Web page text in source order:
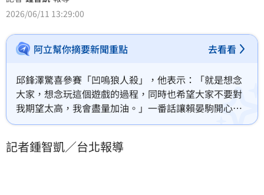
2026/06/11 13:29:00
阿立幫你摘要新聞重點 去看看
邱鋒澤驚喜參賽「凹嗚狼人殺」，他表示：「就是想念
大家，想念玩這個遊戲的過程，同時也希望大家不要對
我期望太高，我會盡量加油。」一番話讓賴晏駒開心稱
對方是「狼子回頭代表」，未料此話一出讓黃偉晉忍不
的鬥嘴開場，讓網友直呼：「太懷念！」
記者鍾智凱／台北報導